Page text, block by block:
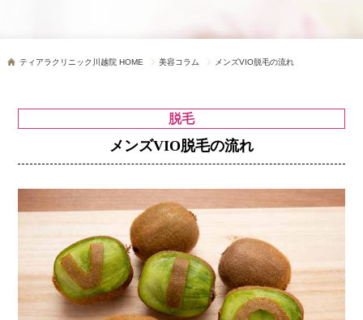
ティアラクリニック川越院 HOME 美容コラム メンズVIO脱毛の流れ
脱毛
メンズVIO脱毛の流れ